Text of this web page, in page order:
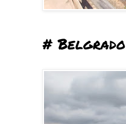
# Belgrado